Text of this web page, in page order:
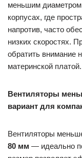
меньшим диаметром
корпусах, где
напротив, часто
низких скоростях.
обратить внимание
материнской платой.
Вентиляторы
вариант для
Вентиляторы
80 мм — идеально